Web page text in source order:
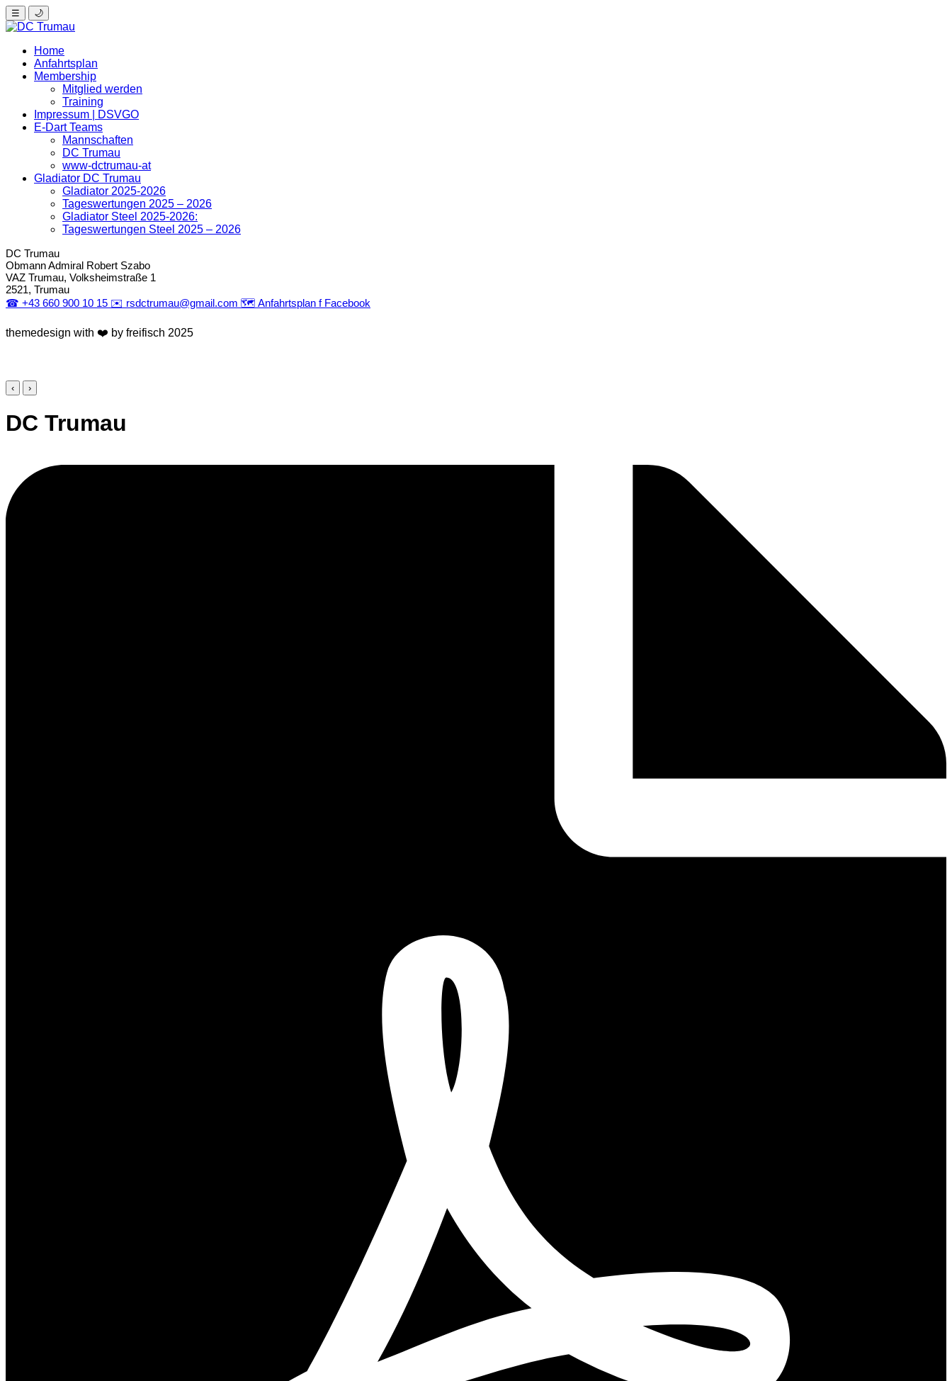
☰ 🌙
Home
Anfahrtsplan
Membership
Mitglied werden
Training
Impressum | DSVGO
E-Dart Teams
Mannschaften
DC Trumau
www-dctrumau-at
Gladiator DC Trumau
Gladiator 2025-2026
Tageswertungen 2025 – 2026
Gladiator Steel 2025-2026:
Tageswertungen Steel 2025 – 2026
DC Trumau
Obmann Admiral Robert Szabo
VAZ Trumau, Volksheimstraße 1
2521, Trumau
☎ +43 660 900 10 15 ✉️ rsdctrumau@gmail.com 🗺️ Anfahrtsplan fFacebook
themedesign with ❤️ by freifisch 2025
‹ ›
DC Trumau